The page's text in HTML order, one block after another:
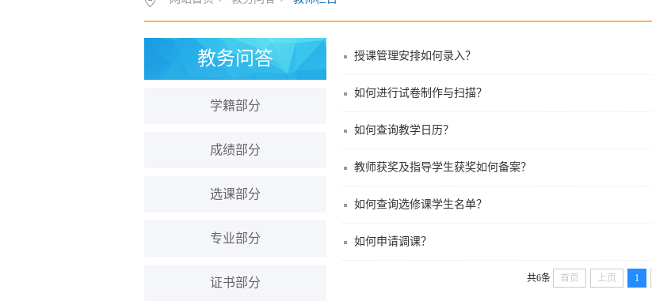
教务问答
学籍部分
成绩部分
选课部分
专业部分
证书部分
授课管理安排如何录入？
如何进行试卷制作与扫描？
如何查询教学日历？
教师获奖及指导学生获奖如何备案？
如何查询选修课学生名单？
如何申请调课？
共6条 首页 上页 1